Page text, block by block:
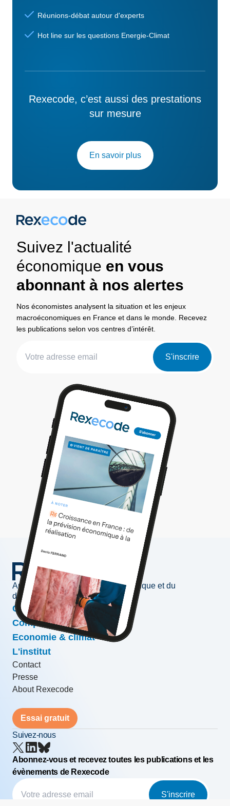
Réunions-débat autour d'experts
Hot line sur les questions Energie-Climat
Rexecode, c’est aussi des prestations
sur mesure
En savoir plus
Suivez l'actualité
économique en vous
abonnant à nos alertes
Nos économistes analysent la situation et les enjeux
macroéconomiques en France et dans le monde. Recevez
les publications selon vos centres d’intérêt.
S'inscrire
Au service de l'information économique et du
développement des entreprises
Conjoncture & prévisions
Compétitivité & croissance
Economie & climat
L'institut
Contact
Presse
About Rexecode
Essai gratuit
Suivez-nous
Abonnez-vous et recevez toutes les publications et les
évènements de Rexecode
S'inscrire